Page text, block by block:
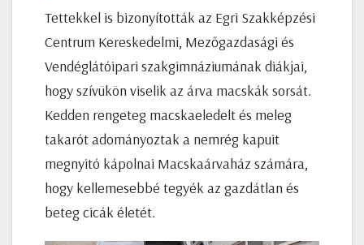
Tettekkel is bizonyították az Egri Szakképzési
Centrum Kereskedelmi, Mezőgazdasági és
Vendéglátóipari szakgimnáziumának diákjai,
hogy szívükön viselik az árva macskák sorsát.
Kedden rengeteg macskaeledelt és meleg
takarót adományoztak a nemrég kapuit
megnyitó kápolnai Macskaárvaház számára,
hogy kellemesebbé tegyék az gazdátlan és
beteg cicák életét.